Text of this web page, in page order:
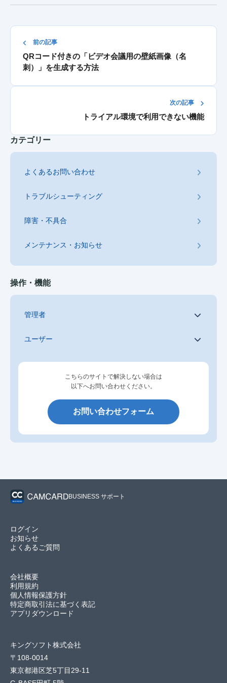
カテゴリー
よくあるお問い合わせ
トラブルシューティング
障害・不具合
メンテナンス・お知らせ
操作・機能
管理者
ユーザー
こちらのサイトで解決しない場合は
以下へお問い合わせください。
お問い合わせフォーム
前の記事
QRコード付きの「ビデオ会議用の壁紙画像（名
刺）」を生成する方法
次の記事
トライアル環境で利用できない機能
BUSINESS サポート
ログイン
お知らせ
よくあるご質問
会社概要
利用規約
個人情報保護方針
特定商取引法に基づく表記
アプリダウンロード
キングソフト株式会社
〒108-0014
東京都港区芝5丁目29-11